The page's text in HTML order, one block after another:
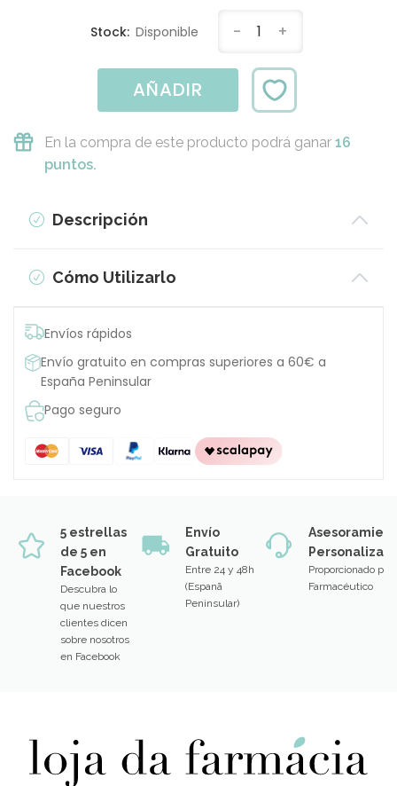
Stock: Disponible - 1 +
AÑADIR
En la compra de este producto podrá ganar 16
puntos.
Descripción
Cómo Utilizarlo
Envíos rápidos
Envío gratuito en compras superiores a 60€ a
España Peninsular
Pago seguro
5 estrellas
de 5 en
Facebook
Descubra lo
que nuestros
clientes dicen
sobre nosotros
en Facebook
Envío
Gratuito
Entre 24 y 48h
(Espanã
Peninsular)
Proporcionado por
Farmacéutico